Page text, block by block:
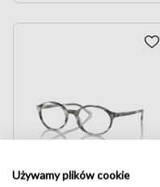
Używamy plików cookie